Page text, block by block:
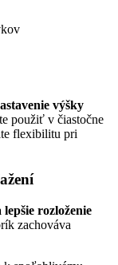
výšky
použiť v čiastočne
flexibilitu pri
rozloženie
zachováva